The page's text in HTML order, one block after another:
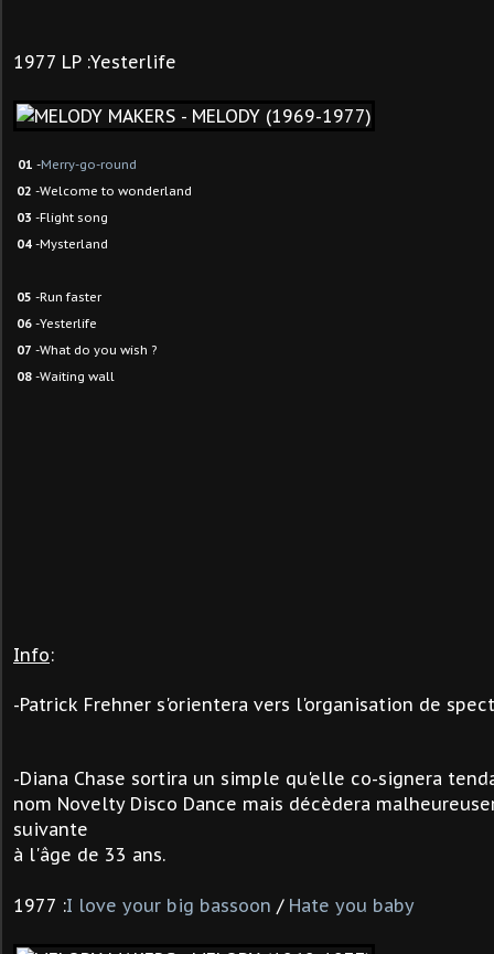
1977 LP :Yesterlife
01 -Merry-go-round
02 -Welcome to wonderland
03 -Flight song
04 -Mysterland
05 -Run faster
06 -Yesterlife
07 -What do you wish ?
08 -Waiting wall
Info:
-Patrick Frehner s'orientera vers l'organisation de
-Diana Chase sortira un simple qu'elle co-signera
nom Novelty Disco Dance mais décèdera
suivante
à l'âge de 33 ans.
1977 :I love your big bassoon / Hate you baby